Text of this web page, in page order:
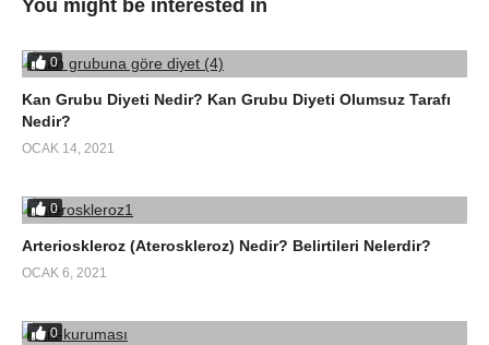
You might be interested in
0
Kan Grubu Diyeti Nedir? Kan Grubu Diyeti Olumsuz Tarafı
Nedir?
OCAK 14, 2021
0
Arterioskleroz (Ateroskleroz) Nedir? Belirtileri Nelerdir?
OCAK 6, 2021
0